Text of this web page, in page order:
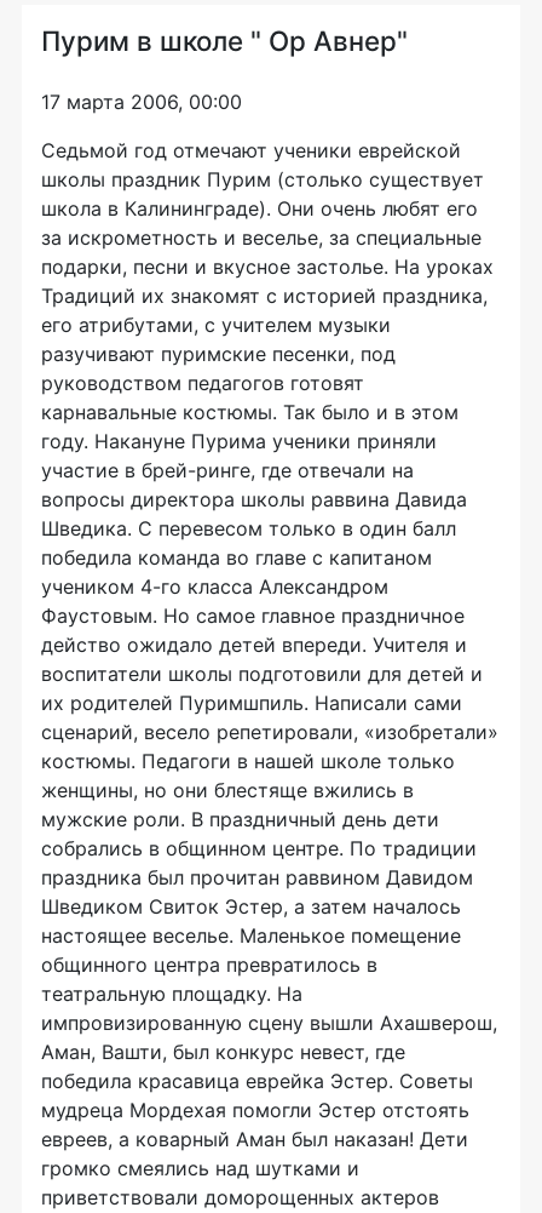
Пурим в школе " Ор Авнер"
17 марта 2006, 00:00
Седьмой год отмечают ученики еврейской
школы праздник Пурим (столько существует
школа в Калининграде). Они очень любят его
за искрометность и веселье, за специальные
подарки, песни и вкусное застолье. На уроках
Традиций их знакомят с историей праздника,
его атрибутами, с учителем музыки
разучивают пуримские песенки, под
руководством педагогов готовят
карнавальные костюмы. Так было и в этом
году. Накануне Пурима ученики приняли
участие в брей-ринге, где отвечали на
вопросы директора школы раввина Давида
Шведика. С перевесом только в один балл
победила команда во главе с капитаном
учеником 4-го класса Александром
Фаустовым. Но самое главное праздничное
действо ожидало детей впереди. Учителя и
воспитатели школы подготовили для детей и
их родителей Пуримшпиль. Написали сами
сценарий, весело репетировали, «изобретали»
костюмы. Педагоги в нашей школе только
женщины, но они блестяще вжились в
мужские роли. В праздничный день дети
собрались в общинном центре. По традиции
праздника был прочитан раввином Давидом
Шведиком Свиток Эстер, а затем началось
настоящее веселье. Маленькое помещение
общинного центра превратилось в
театральную площадку. На
импровизированную сцену вышли Ахашверош,
Аман, Вашти, был конкурс невест, где
победила красавица еврейка Эстер. Советы
мудреца Мордехая помогли Эстер отстоять
евреев, а коварный Аман был наказан! Дети
громко смеялись над шутками и
приветствовали доморощенных актеров